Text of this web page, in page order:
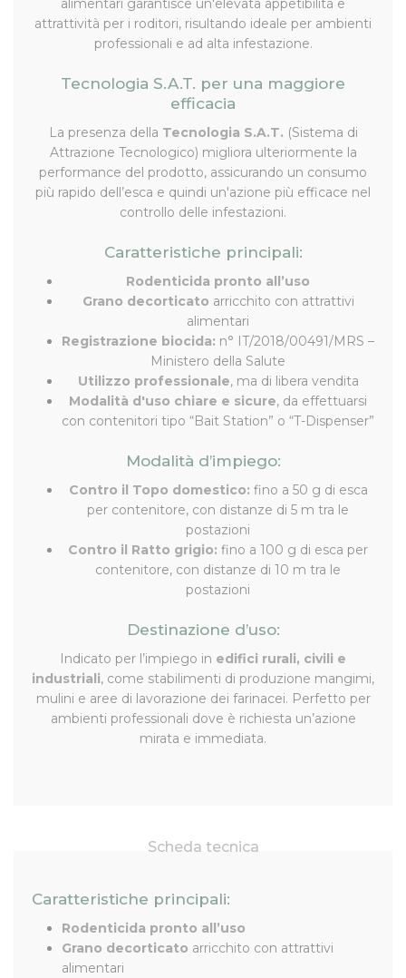
attrattività per i roditori, risultando ideale per ambienti
professionali e ad alta infestazione.
Tecnologia S.A.T. per una maggiore
efficacia
La presenza della Tecnologia S.A.T. (Sistema di
Attrazione Tecnologico) migliora ulteriormente la
performance del prodotto, assicurando un consumo
più rapido dell’esca e quindi un'azione più efficace nel
controllo delle infestazioni.
Caratteristiche principali:
Rodenticida pronto all’uso
Grano decorticato arricchito con attrattivi
alimentari
Registrazione biocida: n° IT/2018/00491/MRS –
Ministero della Salute
Utilizzo professionale, ma di libera vendita
Modalità d'uso chiare e sicure, da effettuarsi
con contenitori tipo “Bait Station” o “T-Dispenser”
Modalità d’impiego:
Contro il Topo domestico: fino a 50 g di esca
per contenitore, con distanze di 5 m tra le
postazioni
Contro il Ratto grigio: fino a 100 g di esca per
contenitore, con distanze di 10 m tra le
postazioni
Destinazione d’uso:
Indicato per l’impiego in edifici rurali, civili e
industriali, come stabilimenti di produzione mangimi,
mulini e aree di lavorazione dei farinacei. Perfetto per
ambienti professionali dove è richiesta un’azione
mirata e immediata.
Scheda tecnica
Caratteristiche principali:
Rodenticida pronto all’uso
Grano decorticato arricchito con attrattivi
alimentari